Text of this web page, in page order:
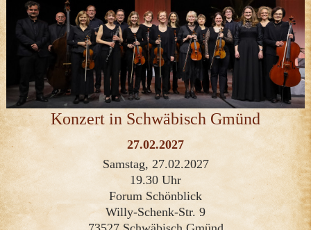
Konzert in Schwäbisch Gmünd
27.02.2027
Samstag, 27.02.2027
19.30 Uhr
Forum Schönblick
Willy-Schenk-Str. 9